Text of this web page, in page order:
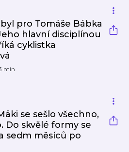
pro Tomáše Bábka
hlavní disciplínou
cyklistka
min
se sešlo všechno,
Do skvělé formy se
sedm měsíců po